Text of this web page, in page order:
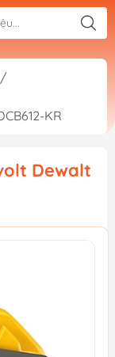
/
KR
Dewalt